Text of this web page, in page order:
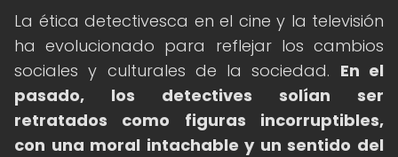
La ética detectivesca en el cine y la televisión
ha evolucionado para reflejar los cambios
sociales y culturales de la sociedad. En el
pasado, los detectives solían ser
retratados como figuras incorruptibles,
con una moral intachable y un sentido del